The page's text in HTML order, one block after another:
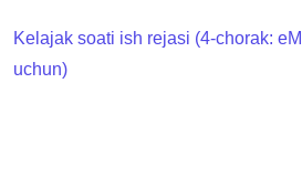
Kelajak soati ish rejasi (4-chorak:
uchun)